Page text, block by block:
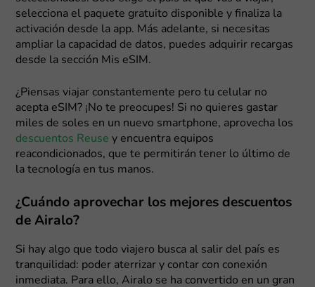
selecciona el paquete gratuito disponible y finaliza la
activación desde la app. Más adelante, si necesitas
ampliar la capacidad de datos, puedes adquirir recargas
desde la sección Mis eSIM.
¿Piensas viajar constantemente pero tu celular no
acepta eSIM? ¡No te preocupes! Si no quieres gastar
miles de soles en un nuevo smartphone, aprovecha los
descuentos Reuse y encuentra equipos
reacondicionados, que te permitirán tener lo último de
la tecnología en tus manos.
¿Cuándo aprovechar los mejores descuentos
de Airalo?
Si hay algo que todo viajero busca al salir del país es
tranquilidad: poder aterrizar y contar con conexión
inmediata. Para ello, Airalo se ha convertido en un gran